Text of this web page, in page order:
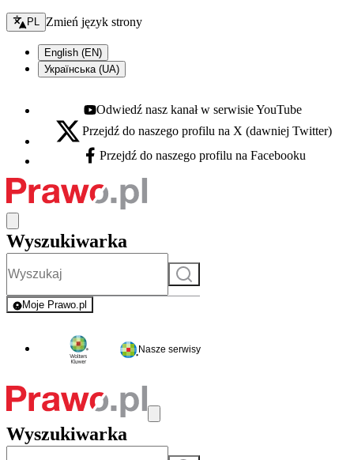
Zmień język - bieżący:
PL Zmień język strony
English (EN)
Українська (UA)
Youtube - otwiera się w nowej karcie
Odwiedź nasz kanał w serwisie YouTube
X - otwiera się w nowej karcie
Przejdź do naszego profilu na X (dawniej Twitter)
Facebook - otwiera się w nowej karcie
Przejdź do naszego profilu na Facebooku
Wyszukiwarka
Szukaj
Moje Prawo.pl
- rejestracja i logowanie do serwisu
Nasze serwisy
Wyszukiwarka